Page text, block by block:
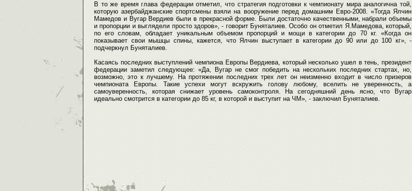
В то же время глава федерации отметил, что стратегия подготовки к чемпионату мира аналогична той,
которую азербайджанские спортсмены взяли на вооружение перед домашним Евро-2008. «Тогда Ялчин
Мамедов и Вугар Вердиев были в прекрасной форме. Были достаточно качественными, набрали объемы
и пропорции и выглядели просто здоров», - говорит Буняталиев. Особо он отметил Я.Мамедова, который,
по его словам, обладает уникальным объемом пропорций и мощи в категории до 70 кг. «Когда он
показывает свои мышцы спины, кажется, что Ялчин выступает в категории до 90 или до 100 кг», -
подчеркнул Буняталиев.
Касаясь последних выступлений чемпиона Европы Вердиева, который несколько ушел в тень, президент
федерации заметил следующее: «Да, Вугар не смог победить на нескольких последних стартах, но,
возможно, это к лучшему. На протяжении последних трех лет он неизменно входит в число призеров
чемпионата Европы. Такие успехи могут вскружить голову любому, вселить не уверенность, а
самоуверенность, которая снижает уровень самоконтроля. На сегодняшний день ясно, что Вугар
идеально смотрится в категории до 85 кг, в которой и выступит на ЧМ», - заключил Буняталиев.